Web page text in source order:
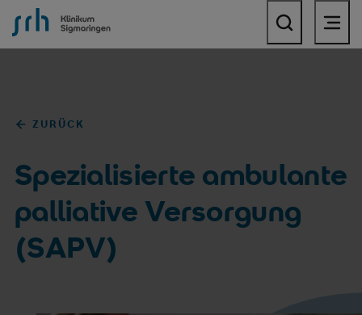
SRH Klinikum Sigmaringen
ZURÜCK
Spezialisierte ambulante
palliative Versorgung
(SAPV)